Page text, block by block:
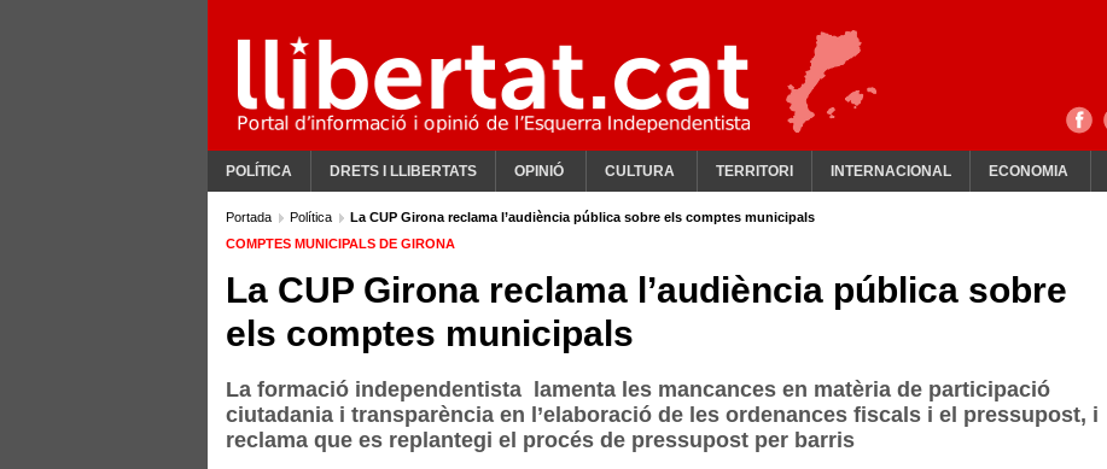
POLÍTICA DRETS I LLIBERTATS OPINIÓ CULTURA TERRITORI INTERNACIONAL ECONOMIA
Portada Política
La CUP Girona reclama l’audiència pública sobre els comptes municipals
COMPTES MUNICIPALS DE GIRONA
La CUP Girona reclama l’audiència pública sobre
els comptes municipals
La formació independentista lamenta les mancances en matèria de participació
ciutadania i transparència en l’elaboració de les ordenances fiscals i el pressupost, i
reclama que es replantegi el procés de pressupost per barris